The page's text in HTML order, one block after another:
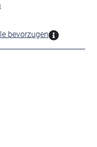
bevorzugen